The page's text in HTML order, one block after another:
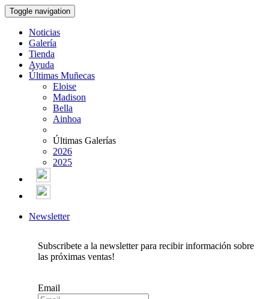
Toggle navigation
Noticias
Galería
Tienda
Ayuda
Últimas Muñecas
Eloise
Madison
Bella
Ainhoa
Últimas Galerías
2026
2025
Newsletter
Subscribete a la newsletter para recibir información sobre
las próximas ventas!
Email